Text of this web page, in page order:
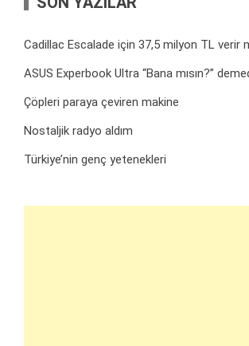
Cadillac Escalade için 37,5 milyon TL verir
ASUS Experbook Ultra “Bana mısın?”
Çöpleri paraya çeviren makine
Nostaljik radyo aldım
Türkiye’nin genç yetenekleri